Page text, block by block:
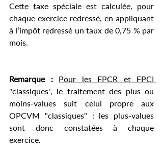
Cette taxe spéciale est calculée, pour
chaque exercice redressé, en appliquant
à l’impôt redressé un taux de 0,75 % par
mois.
Remarque : Pour les FPCR et FPCI
"classiques", le traitement des plus ou
moins-values suit celui propre aux
OPCVM "classiques" : les plus-values
sont donc constatées à chaque
exercice.